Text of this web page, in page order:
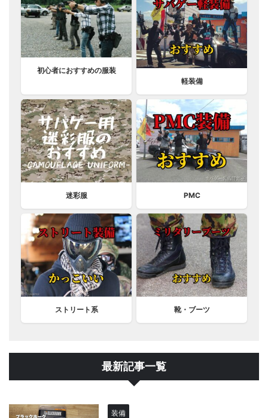
初心者におすすめの服装
軽装備
迷彩服 PMC
ストリート系 靴・ブーツ
最新記事一覧
装備